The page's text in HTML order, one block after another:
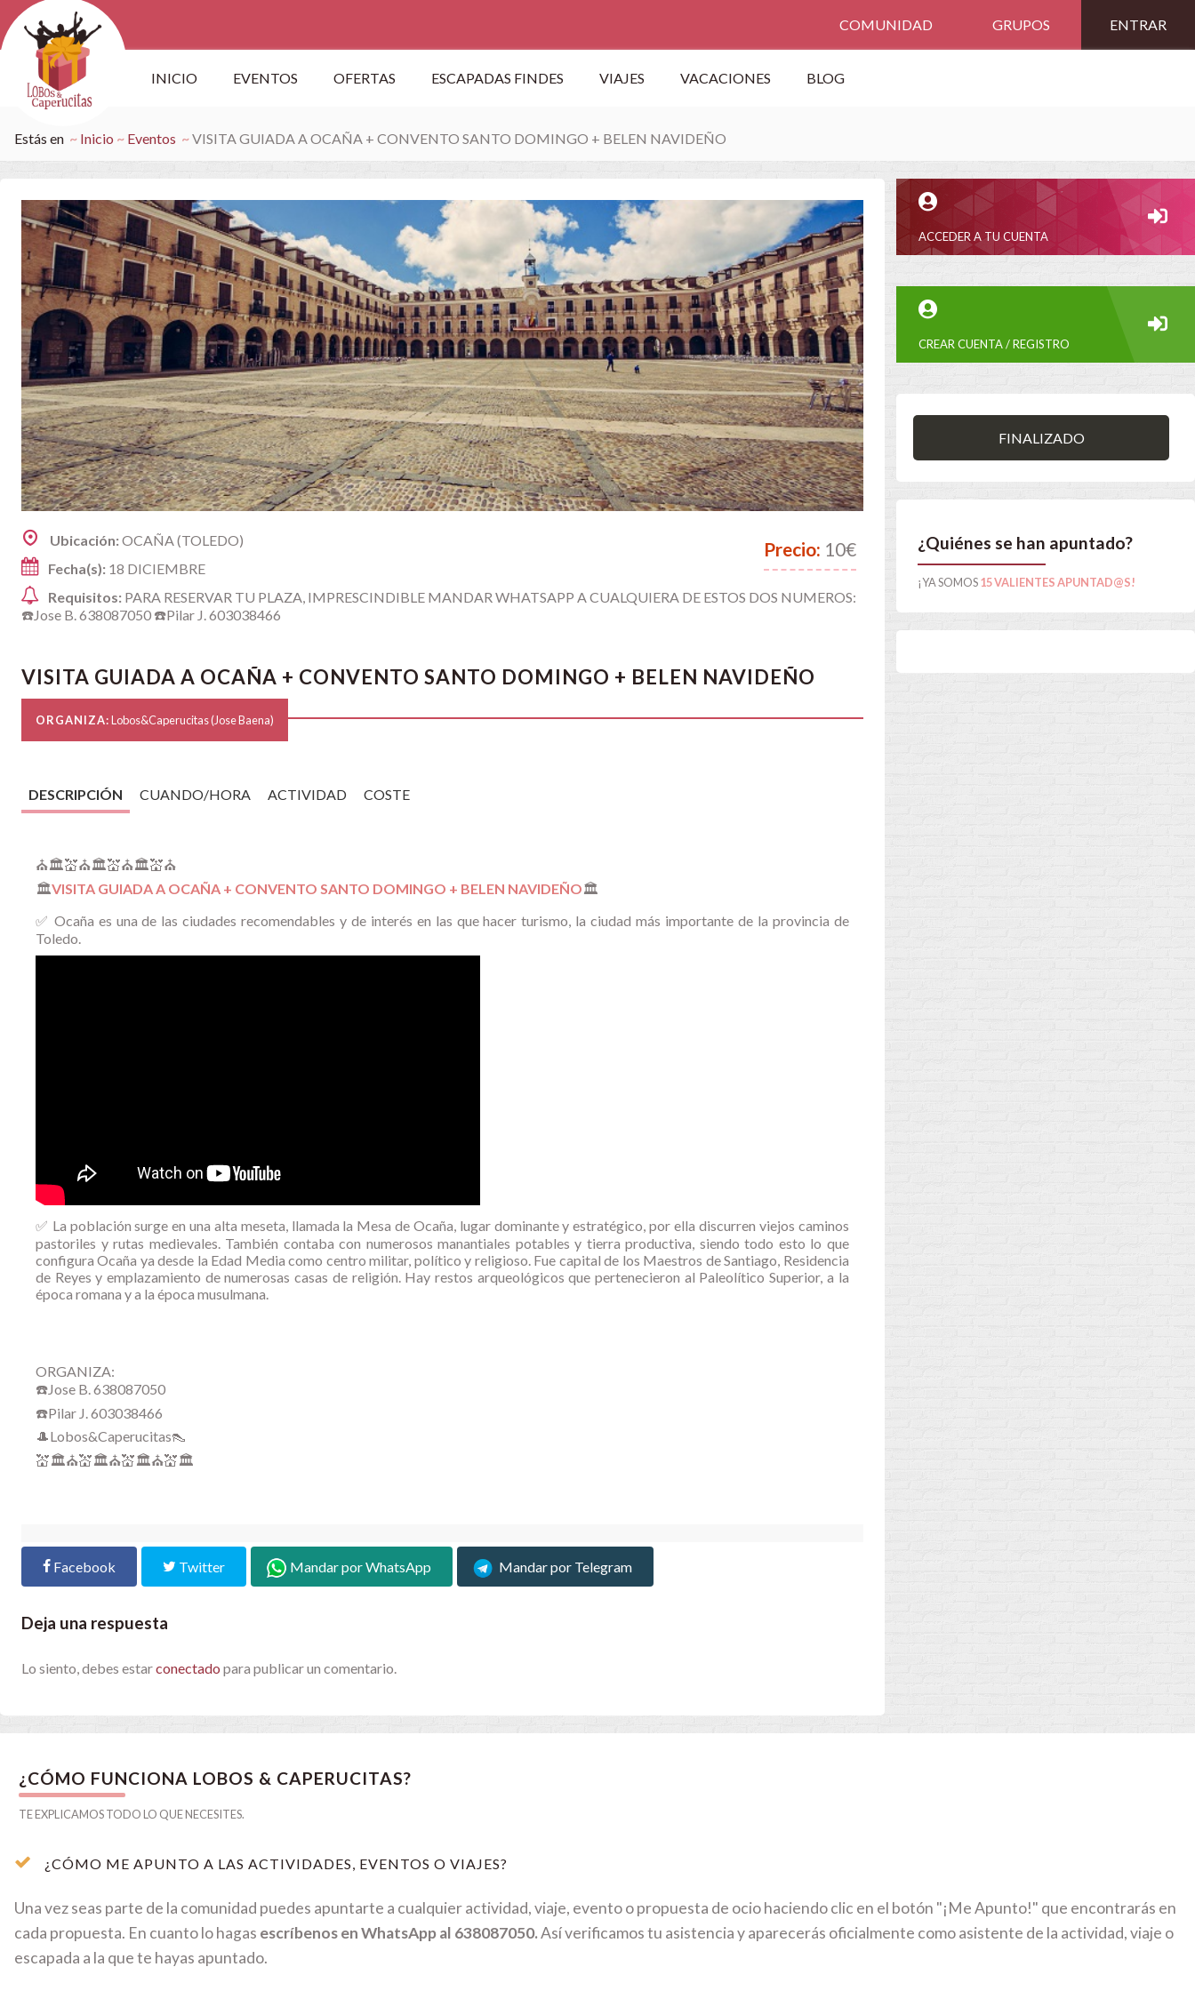
COMUNIDAD GRUPOS ENTRAR
INICIO EVENTOS OFERTAS ESCAPADAS FINDES VIAJES VACACIONES BLOG
Estás en Inicio Eventos VISITA GUIADA A OCAÑA + CONVENTO SANTO DOMINGO + BELEN NAVIDEÑO
Ubicación:OCAÑA (TOLEDO)
Fecha(s): 18 DICIEMBRE
Precio: 10€
Requisitos: PARA RESERVAR TU PLAZA, IMPRESCINDIBLE MANDAR WHATSAPP A CUALQUIERA DE ESTOS DOS NUMEROS:
☎️Jose B. 638087050 ☎️Pilar J. 603038466
VISITA GUIADA A OCAÑA + CONVENTO SANTO DOMINGO + BELEN NAVIDEÑO
ORGANIZA:Lobos&Caperucitas (Jose Baena)
DESCRIPCIÓN CUANDO/HORA ACTIVIDAD COSTE
⛪🏛️💒⛪🏛️💒⛪🏛️💒⛪
🏛️VISITA GUIADA A OCAÑA + CONVENTO SANTO DOMINGO + BELEN NAVIDEÑO🏛️
✅ Ocaña es una de las ciudades recomendables y de interés en las que hacer turismo, la ciudad más importante de la provincia de
Toledo.
✅ La población surge en una alta meseta, llamada la Mesa de Ocaña, lugar dominante y estratégico, por ella discurren viejos caminos
pastoriles y rutas medievales. También contaba con numerosos manantiales potables y tierra productiva, siendo todo esto lo que
configura Ocaña ya desde la Edad Media como centro militar, político y religioso. Fue capital de los Maestros de Santiago, Residencia
de Reyes y emplazamiento de numerosas casas de religión. Hay restos arqueológicos que pertenecieron al Paleolítico Superior, a la
época romana y a la época musulmana.
ORGANIZA:
☎️Jose B. 638087050
☎️Pilar J. 603038466
🎩Lobos&Caperucitas👠
💒🏛️⛪💒🏛️⛪💒🏛️⛪💒🏛️
Facebook Twitter Mandar por WhatsApp Mandar por Telegram
Deja una respuesta
Lo siento, debes estarconectado para publicar un comentario.
ACCEDER A TU CUENTA
CREAR CUENTA / REGISTRO
FINALIZADO
¿Quiénes se han apuntado?
¡YA SOMOS15 VALIENTES APUNTAD@S!
¿CÓMO FUNCIONA LOBOS & CAPERUCITAS?
TE EXPLICAMOS TODO LO QUE NECESITES.
¿CÓMO ME APUNTO A LAS ACTIVIDADES, EVENTOS O VIAJES?
Una vez seas parte de la comunidad puedes apuntarte a cualquier actividad, viaje, evento o propuesta de ocio haciendo clic en el botón "¡Me Apunto!" que encontrarás en
cada propuesta. En cuanto lo hagas escríbenos en WhatsApp al 638087050.Así verificamos tu asistencia y aparecerás oficialmente como asistente de la actividad, viaje o
escapada a la que te hayas apuntado.